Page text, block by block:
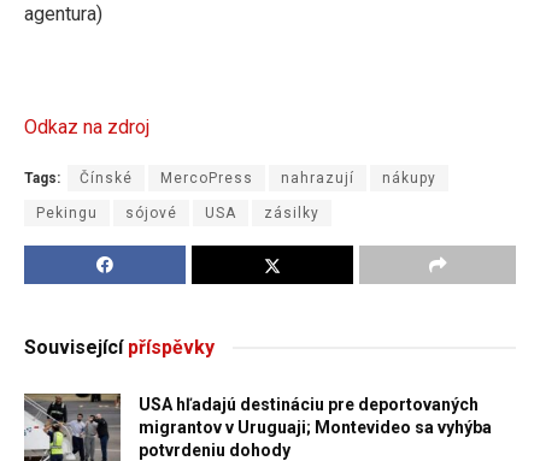
agentura)
Odkaz na zdroj
Tags: Čínské MercoPress nahrazují nákupy
Pekingu sójové USA zásilky
Souvisejícípříspěvky
USA hľadajú destináciu pre deportovaných
migrantov v Uruguaji; Montevideo sa vyhýba
potvrdeniu dohody